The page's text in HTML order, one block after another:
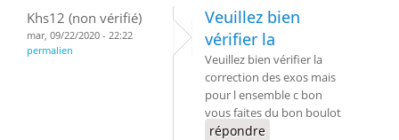
Khs12 (non vérifié)
mar, 09/22/2020 - 22:22
permalien
Veuillez bien
vérifier la
Veuillez bien vérifier la
correction des exos mais
pour l ensemble c bon
vous faites du bon boulot
répondre